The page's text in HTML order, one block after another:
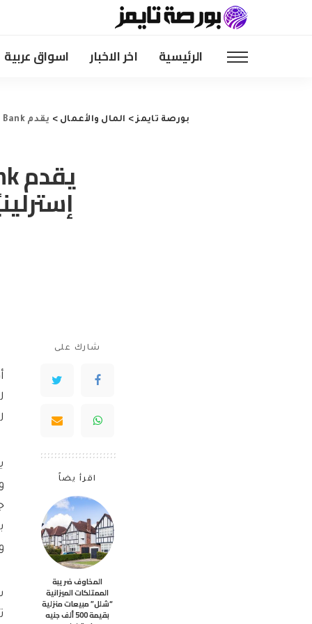
الرئيسية اخر الاخبار اسواق عربية
بورصة تايمز> المال والأعمال > يقدم Major Bank عرض تبديل بقيمة 150 جنيهًا إسترلينيًا للعملاء الجدد والحاليين جنبًا إلى جنب مع معدل توفير بنسبة 6.17 ٪
شارك على
اقرأ يضاً
المخاوف ضريبة
الممتلكات الميزانية
“شلل” مبيعات منزلية
بقيمة 500 ألف جنيه